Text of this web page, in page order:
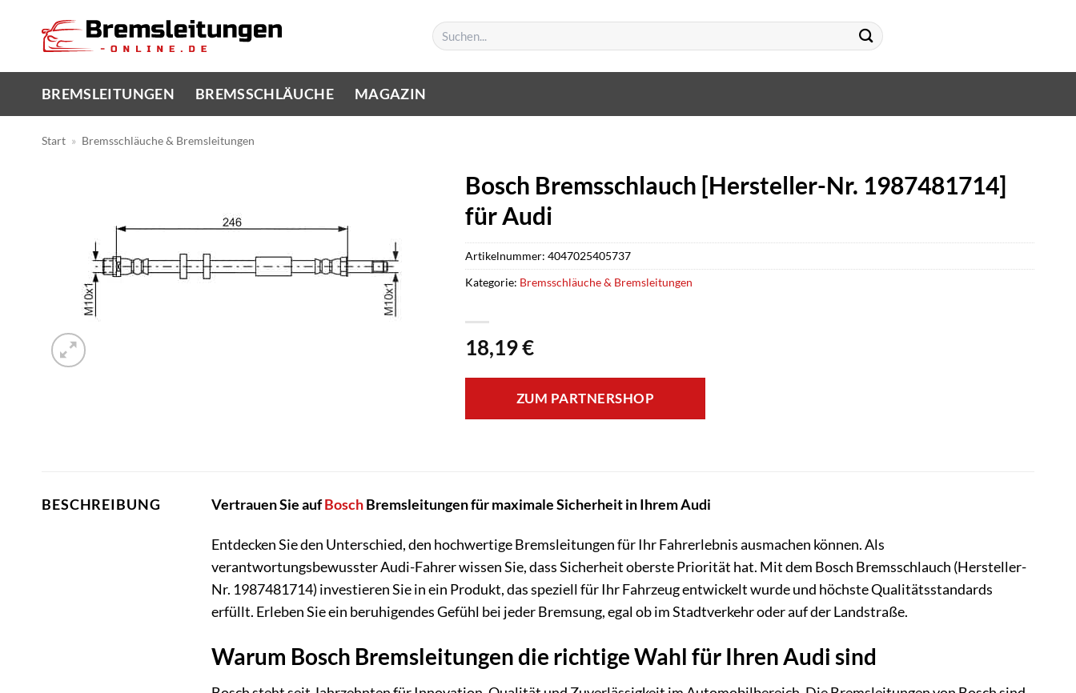
springen
Suchen
nach:
BREMSLEITUNGEN BREMSSCHLÄUCHE MAGAZIN
Start » Bremsschläuche & Bremsleitungen
Bosch Bremsschlauch [Hersteller-Nr. 1987481714]
für Audi
18,19€
ZUM PARTNERSHOP
Artikelnummer:4047025405737
Kategorie: Bremsschläuche & Bremsleitungen
BESCHREIBUNG Vertrauen Sie aufBoschBremsleitungen für maximale Sicherheit in Ihrem Audi
Entdecken Sie den Unterschied, den hochwertige Bremsleitungen für Ihr Fahrerlebnis ausmachen können. Als
verantwortungsbewusster Audi-Fahrer wissen Sie, dass Sicherheit oberste Priorität hat. Mit dem Bosch Bremsschlauch (Hersteller-
Nr. 1987481714) investieren Sie in ein Produkt, das speziell für Ihr Fahrzeug entwickelt wurde und höchste Qualitätsstandards
erfüllt. Erleben Sie ein beruhigendes Gefühl bei jeder Bremsung, egal ob im Stadtverkehr oder auf der Landstraße.
Warum Bosch Bremsleitungen die richtige Wahl für Ihren Audi sind